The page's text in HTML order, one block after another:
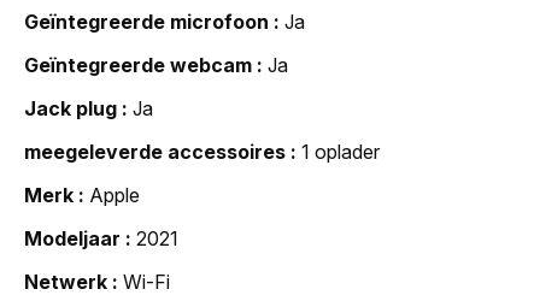
Geïntegreerde microfoon
Ja
Geïntegreerde webcam
Ja
Jack plug
Ja
meegeleverde accessoires
1 oplader
Merk
Apple
Modeljaar
2021
Netwerk
Wi-Fi